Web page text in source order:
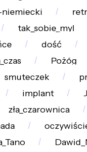
tak_sobie_myl
dość
Pożóg
smuteczek
implant
zła_czarownica